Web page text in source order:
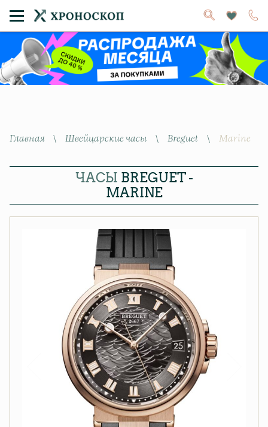
Главная \ Швейцарские часы \ Breguet \ Marine
ЧАСЫ BREGUET -
MARINE